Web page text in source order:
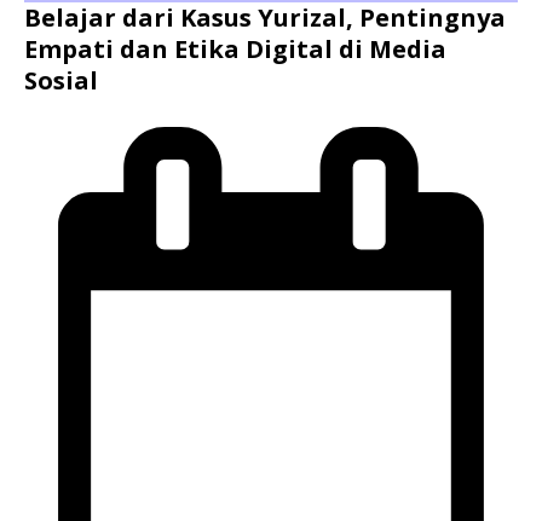
Belajar dari Kasus Yurizal, Pentingnya
Empati dan Etika Digital di Media
Sosial